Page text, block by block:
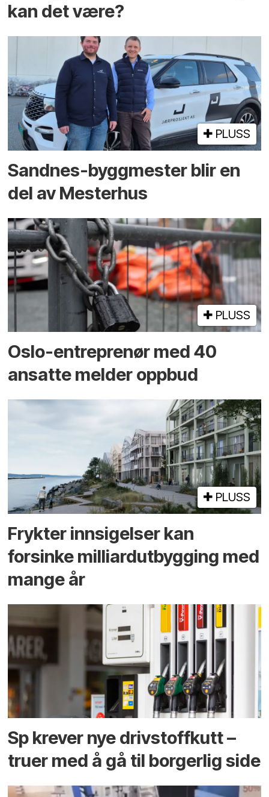
kan det være?
PLUSS
Sandnes-byggmester blir en
del av Mesterhus
PLUSS
Oslo-entreprenør med 40
ansatte melder oppbud
PLUSS
Frykter innsigelser kan
forsinke milliard­utbygging med
mange år
Sp krever nye drivstoffkutt –
truer med å gå til borgerlig side